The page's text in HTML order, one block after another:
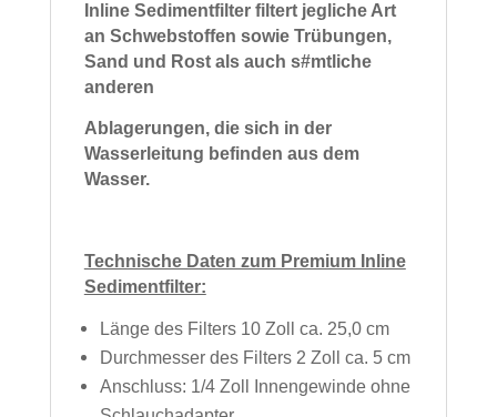
Inline Sedimentfilter filtert jegliche Art
an Schwebstoffen sowie Trübungen,
Sand und Rost als auch s#mtliche
anderen
Ablagerungen, die sich in der
Wasserleitung befinden aus dem
Wasser.
Technische Daten zum Premium Inline
Sedimentfilter:
Länge des Filters 10 Zoll ca. 25,0 cm
Durchmesser des Filters 2 Zoll ca. 5 cm
Anschluss: 1/4 Zoll Innengewinde ohne